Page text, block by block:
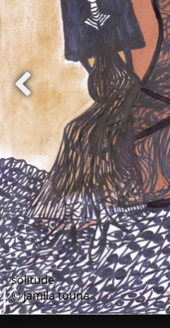
solitude
© jamila touna